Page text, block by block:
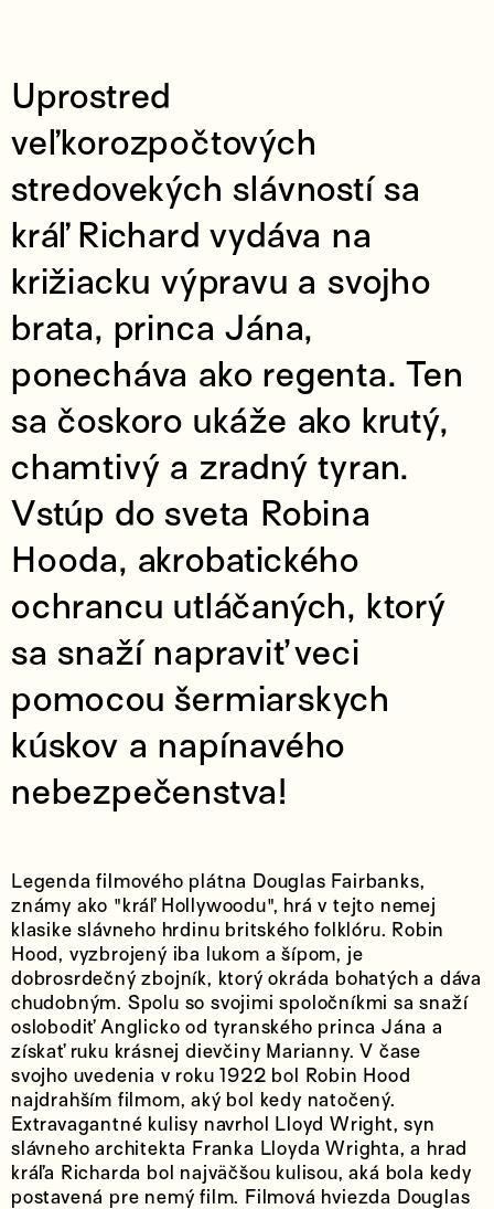
Uprostred
veľkorozpočtových
stredovekých slávností sa
kráľ Richard vydáva na
križiacku výpravu a svojho
brata, princa Jána,
ponecháva ako regenta. Ten
sa čoskoro ukáže ako krutý,
chamtivý a zradný tyran.
Vstúp do sveta Robina
Hooda, akrobatického
ochrancu utláčaných, ktorý
sa snaží napraviť veci
pomocou šermiarskych
kúskov a napínavého
nebezpečenstva!
Legenda filmového plátna Douglas Fairbanks,
známy ako "kráľ Hollywoodu", hrá v tejto nemej
klasike slávneho hrdinu britského folklóru. Robin
Hood, vyzbrojený iba lukom a šípom, je
dobrosrdečný zbojník, ktorý okráda bohatých a dáva
chudobným. Spolu so svojimi spoločníkmi sa snaží
oslobodiť Anglicko od tyranského princa Jána a
získať ruku krásnej dievčiny Marianny. V čase
svojho uvedenia v roku 1922 bol Robin Hood
najdrahším filmom, aký bol kedy natočený.
Extravagantné kulisy navrhol Lloyd Wright, syn
slávneho architekta Franka Lloyda Wrighta, a hrad
kráľa Richarda bol najväčšou kulisou, aká bola kedy
postavená pre nemý film. Filmová hviezda Douglas